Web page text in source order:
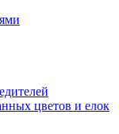
цветов и елок